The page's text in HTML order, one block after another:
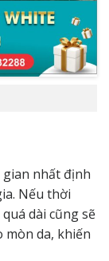
nhất định
Nếu thời
dài cũng sẽ
mòn da, khiến